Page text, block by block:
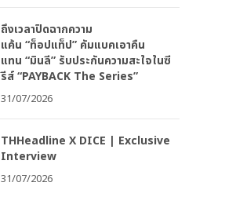
ถึงเวลาปิดฉากความ
แค้น “ท็อปแท็ป” คัมแบคเอาคืน
แทน “มินลี” รับประกันความสะใจในซี
รีส์ “PAYBACK The Series”
31/07/2026
THHeadline X DICE | Exclusive
Interview
31/07/2026